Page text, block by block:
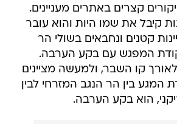
קצרים באתרים מעניינים.
קיבל את שמו היות והוא עובר
קטנים ונחבאים בשולי הר
המפגש עם בקע הערבה.
קו השבר, ולמעשה מציינים
המגע בין הר הנגב המזרחי לבין
הוא בקע הערבה.